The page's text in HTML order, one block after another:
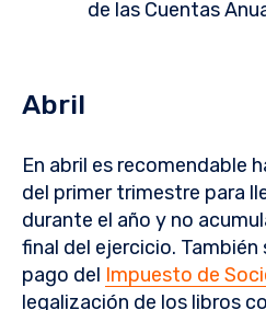
de las Cuentas
Abril
En abril es recomendable
del primer trimestre para
durante el año y no
final del ejercicio. También
pago del Impuesto de
legalización de los libros